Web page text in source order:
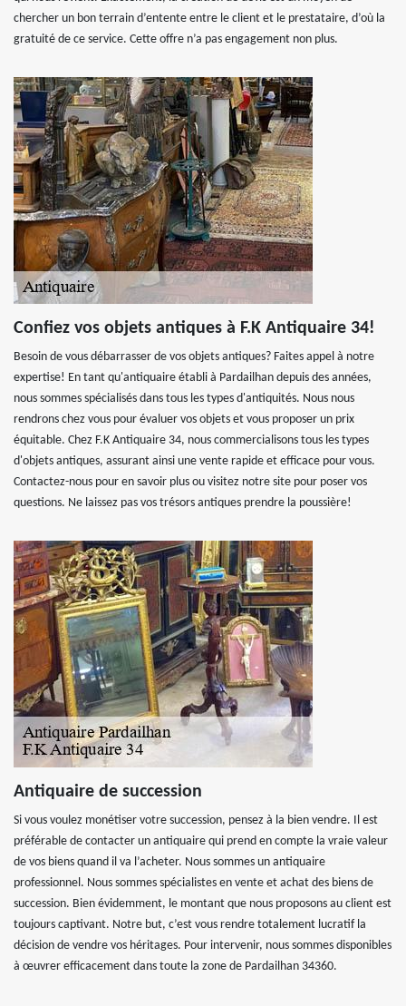
chercher un bon terrain d’entente entre le client et le prestataire, d’où la
gratuité de ce service. Cette offre n’a pas engagement non plus.
Confiez vos objets antiques à F.K Antiquaire 34!
Besoin de vous débarrasser de vos objets antiques? Faites appel à notre
expertise! En tant qu'antiquaire établi à Pardailhan depuis des années,
nous sommes spécialisés dans tous les types d'antiquités. Nous nous
rendrons chez vous pour évaluer vos objets et vous proposer un prix
équitable. Chez F.K Antiquaire 34, nous commercialisons tous les types
d'objets antiques, assurant ainsi une vente rapide et efficace pour vous.
Contactez-nous pour en savoir plus ou visitez notre site pour poser vos
questions. Ne laissez pas vos trésors antiques prendre la poussière!
Antiquaire de succession
Si vous voulez monétiser votre succession, pensez à la bien vendre. Il est
préférable de contacter un antiquaire qui prend en compte la vraie valeur
de vos biens quand il va l’acheter. Nous sommes un antiquaire
professionnel. Nous sommes spécialistes en vente et achat des biens de
succession. Bien évidemment, le montant que nous proposons au client est
toujours captivant. Notre but, c’est vous rendre totalement lucratif la
décision de vendre vos héritages. Pour intervenir, nous sommes disponibles
à œuvrer efficacement dans toute la zone de Pardailhan 34360.